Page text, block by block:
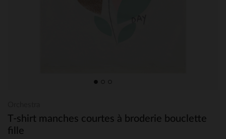
T-shirt manches courtes à broderie bouclette
fille